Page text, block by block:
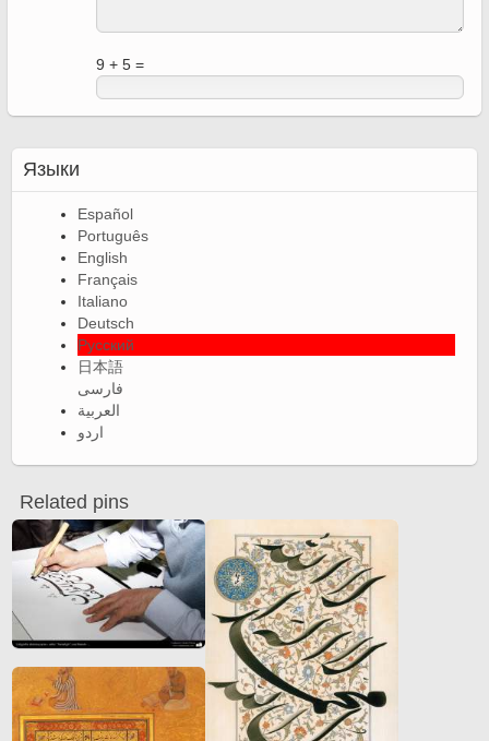
9 + 5 =
Языки
Español
Português
English
Français
Italiano
Deutsch
Русский
日本語
فارسی
العربية
اردو
Related pins